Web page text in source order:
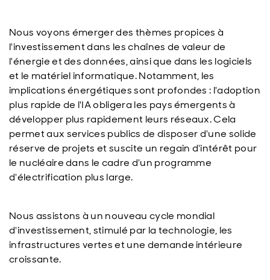
Nous voyons émerger des thèmes propices à
l'investissement dans les chaînes de valeur de
l'énergie et des données, ainsi que dans les logiciels
et le matériel informatique. Notamment, les
implications énergétiques sont profondes : l'adoption
plus rapide de l'IA obligera les pays émergents à
développer plus rapidement leurs réseaux. Cela
permet aux services publics de disposer d'une solide
réserve de projets et suscite un regain d'intérêt pour
le nucléaire dans le cadre d'un programme
d'électrification plus large.
Nous assistons à un nouveau cycle mondial
d'investissement, stimulé par la technologie, les
infrastructures vertes et une demande intérieure
croissante.